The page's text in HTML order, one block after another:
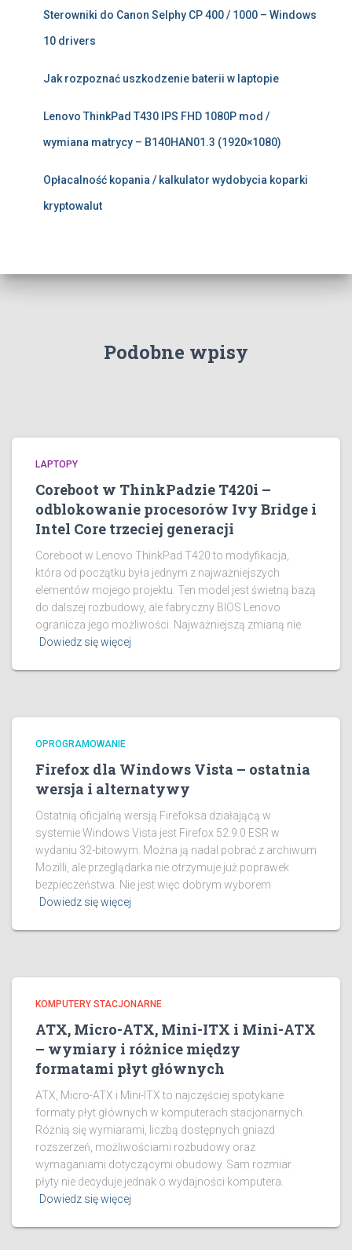
Sterowniki do Canon Selphy CP 400 / 1000 – Windows
10 drivers
Jak rozpoznać uszkodzenie baterii w laptopie
Lenovo ThinkPad T430 IPS FHD 1080P mod /
wymiana matrycy – B140HAN01.3 (1920×1080)
Opłacalność kopania / kalkulator wydobycia koparki
kryptowalut
Podobne wpisy
LAPTOPY
Coreboot w ThinkPadzie T420i –
odblokowanie procesorów Ivy Bridge i
Intel Core trzeciej generacji
Coreboot w Lenovo ThinkPad T420 to modyfikacja,
która od początku była jednym z najważniejszych
elementów mojego projektu. Ten model jest świetną bazą
do dalszej rozbudowy, ale fabryczny BIOS Lenovo
ogranicza jego możliwości. Najważniejszą zmianą nie
Dowiedz się więcej
OPROGRAMOWANIE
Firefox dla Windows Vista – ostatnia
wersja i alternatywy
Ostatnią oficjalną wersją Firefoksa działającą w
systemie Windows Vista jest Firefox 52.9.0 ESR w
wydaniu 32-bitowym. Można ją nadal pobrać z archiwum
Mozilli, ale przeglądarka nie otrzymuje już poprawek
bezpieczeństwa. Nie jest więc dobrym wyborem
Dowiedz się więcej
KOMPUTERY STACJONARNE
ATX, Micro-ATX, Mini-ITX i Mini-ATX
– wymiary i różnice między
formatami płyt głównych
ATX, Micro-ATX i Mini-ITX to najczęściej spotykane
formaty płyt głównych w komputerach stacjonarnych.
Różnią się wymiarami, liczbą dostępnych gniazd
rozszerzeń, możliwościami rozbudowy oraz
wymaganiami dotyczącymi obudowy. Sam rozmiar
płyty nie decyduje jednak o wydajności komputera.
Dowiedz się więcej